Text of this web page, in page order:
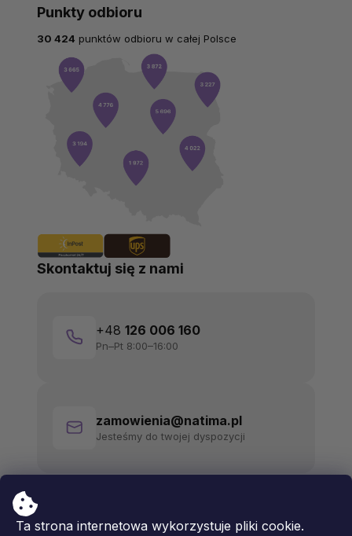
Ta strona internetowa wykorzystuje pliki cookie.
Skontaktuj się z nami
+48 126 006 160
Pn–Pt 8:00–16:00
zamowienia@natima.pl
Jesteśmy do twojej dyspozycji
Punkty odbioru
30 424 punktów odbioru w całej Polsce